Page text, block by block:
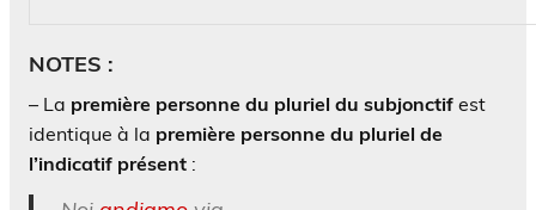
NOTES :
– La première personne du pluriel du subjonctif est
identique à la première personne du pluriel de
l’indicatif présent :